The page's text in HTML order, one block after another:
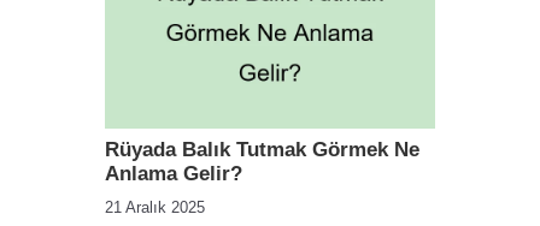
Rüyada Balık Tutmak Görmek Ne
Anlama Gelir?
21 Aralık 2025